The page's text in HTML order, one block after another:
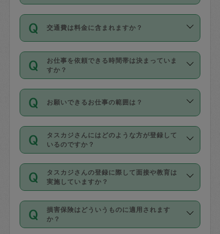
がっていく仕組みになっています。
Diners Club）のみとなります。
を行う際にご入力ください。プロフィー
ル登録時にはご入力いただかなくても大
丈夫です。
デビットカード・プリペイドカード（Vプ
リカ、au WALLETなど）は支払にはご利
銀行振込や現金払いも対応していませ
なお、タスカジさんの交通費も、依頼料
金のご請求と合わせてお支払いとなりま
動計算で表示されます。
依頼には「スポット」と「定期（毎週｜
隔週）」があり、「定期」の依頼は「ス
ポット」よりお得な料金でご利用できま
す。
定期の最低利用回数は設けていない代わ
りに、一定数を超えたキャンセルは有償
（例：毎週定期の場合は３回以上のキャ
ンセルが有償（1200円、隔週定期の場合
は２回以上のキャンセルが有償（1200
交通費は料金に含まれますか？
交通費は依頼料金とは別途発生し、依頼
料金のご請求と合わせてお支払いとなり
ます。交通費の金額は「依頼の詳細」に
お仕事を依頼できる時間帯は決まっていま
すか？
時間帯は3種類あります。いずれも１回あ
たり３時間です。
・ＡＭ ９時～１２時
・ＰＭ １３時～１６時
・夜 １８時～２１時
開始時間を２時間前後変更することが可
能です。依頼送信後、個別にタスカジさ
んにメッセージを送り調整してくださ
い。ただし、２時間を越えての調整はで
お願いできるお仕事の範囲は？
掃除、整理収納、洗濯、買い物、料理、
作り置きです。タスカジさんによってで
きる仕事の範囲が異なりますので、依頼
する前にタスカジさんのプロフィールで
確認してください。
基本的に、高所での作業や危険作業、屋
外での作業は対象外です。
タスカジさんにはどのような方が登録して
いるのですか？
主婦として長年の家事経験をお持ちの
方、栄養士・調理師といった資格者で保
育園や学校の給食やレストランで料理関
係の専門職に従事されていた方、日本で
すでにハウスキーパーや英語の先生とし
てお仕事をしているフィリピン出身の
タスカジさんの登録に際して面接や教育は
実施していますか？
応募の際に、各自事務局との面接と説明
を行っています。その後、身分証明書の
写真提出をしていただいています。外国
損害保険はどういうものに適用されます
か？